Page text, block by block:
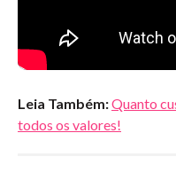
Leia Também:Quanto
todos os valores!